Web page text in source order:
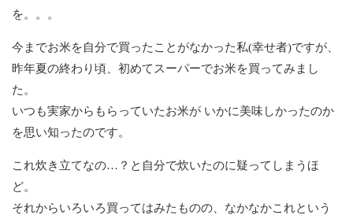
を。。。
今までお米を自分で買ったことがなかった私(幸せ者)ですが、
昨年夏の終わり頃、初めてスーパーでお米を買ってみまし
た。
いつも実家からもらっていたお米が いかに美味しかったのか
を思い知ったのです。
これ炊き立てなの…？と自分で炊いたのに疑ってしまうほ
ど。
それからいろいろ買ってはみたものの、なかなかこれという